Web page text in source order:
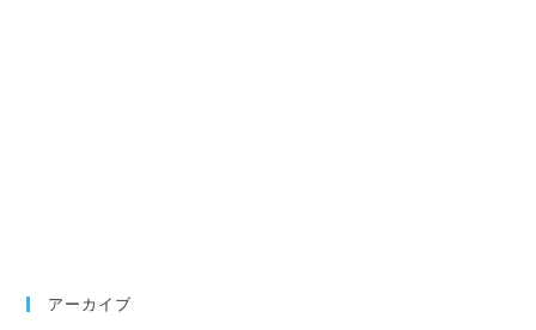
アーカイブ